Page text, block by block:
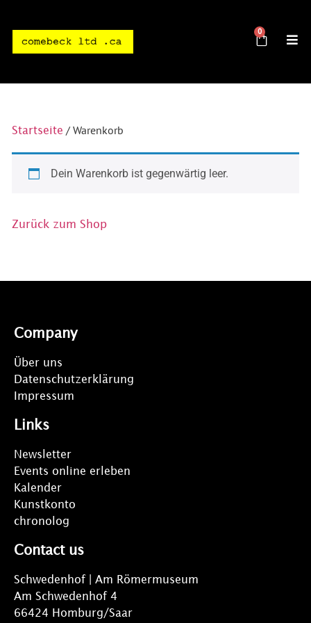
0
Startseite / Warenkorb
Dein Warenkorb ist gegenwärtig leer.
Zurück zum Shop
Company
Über uns
Datenschutzerklärung
Impressum
Links
Newsletter
Events online erleben
Kalender
Kunstkonto
chronolog
Contact us
Schwedenhof | Am Römermuseum
Am Schwedenhof 4
66424 Homburg/Saar